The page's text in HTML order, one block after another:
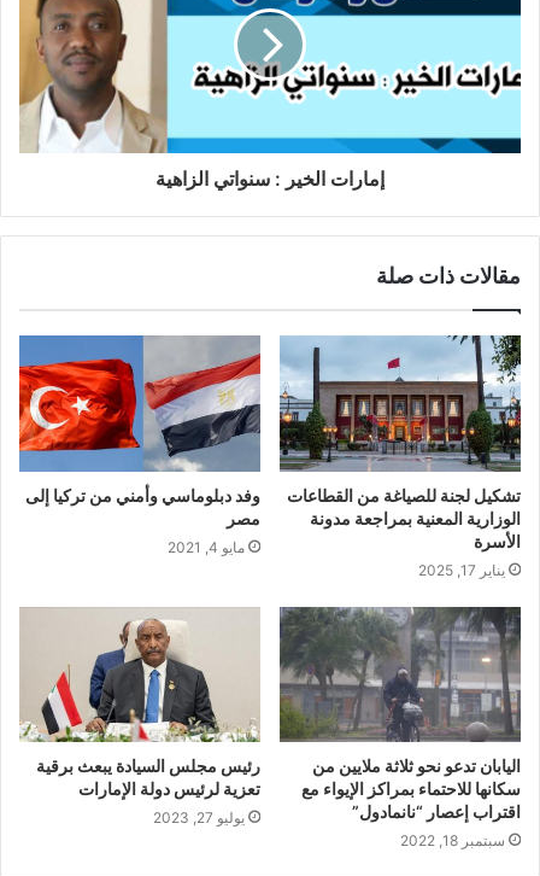
إمارات الخير : سنواتي الزاهية
مقالات ذات صلة
تشكيل لجنة للصياغة من القطاعات
الوزارية المعنية بمراجعة مدونة
الأسرة
يناير 17, 2025
وفد دبلوماسي وأمني من تركيا إلى
مصر
مايو 4, 2021
اليابان تدعو نحو ثلاثة ملايين من
سكانها للاحتماء بمراكز الإيواء مع
اقتراب إعصار “نانمادول”
سبتمبر 18, 2022
رئيس مجلس السيادة يبعث برقية
تعزية لرئيس دولة الإمارات
يوليو 27, 2023